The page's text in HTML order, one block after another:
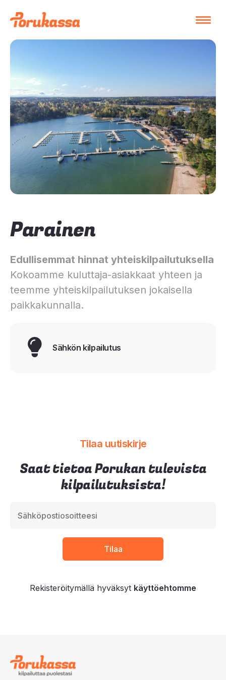
Parainen
Edullisemmat hinnat yhteiskilpailutuksella
Kokoamme kuluttaja-asiakkaat yhteen ja
teemme yhteiskilpailutuksen jokaisella
paikkakunnalla.
Sähkön kilpailutus
Tilaa uutiskirje
Saat tietoa Porukan tulevista
kilpailutuksista!
Rekisteröitymällä hyväksyt käyttöehtomme